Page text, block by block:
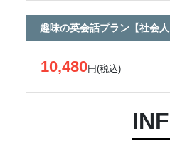
趣味の英会話プラン【社会
10,480円(税込)